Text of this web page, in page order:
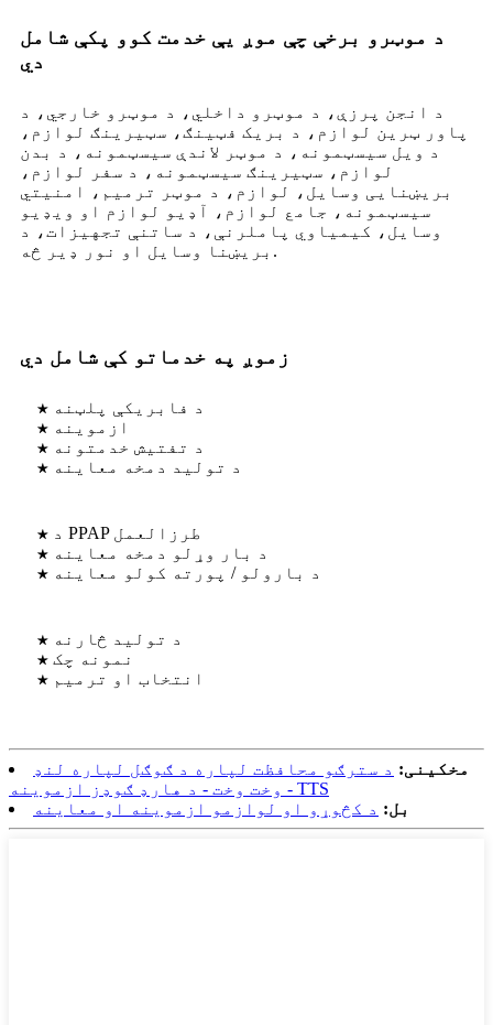
د موټرو برخې چې موږ یې خدمت کوو پکې شامل
دي
د انجن پرزې، د موټرو داخلي، د موټرو خارجي، د
پاور ټرین لوازم، د بریک فټینګ، سټیرینګ لوازم،
د ویل سیسټمونه، د موټر لاندې سیسټمونه، د بدن
لوازم، سټیرینګ سیسټمونه، د سفر لوازم،
بریښنایی وسایل، لوازم، د موټر ترمیم، امنیتي
سیسټمونه، جامع لوازم، آډیو لوازم او ویډیو
وسایل، کیمیاوي پاملرنې، د ساتنې تجهیزات، د
بریښنا وسایل او نور ډیر څه.
زموږ په خدماتو کې شامل دي
★ د فابریکې پلټنه
★ ازموینه
★ د تفتیش خدمتونه
★ د تولید دمخه معاینه
★ د PPAP طرزالعمل
★ د بار وړلو دمخه معاینه
★ د بارولو / پورته کولو معاینه
★ د تولید څارنه
★ نمونه چک
★ انتخاب او ترمیم
مخکینی: د سترګو محافظت لپاره د ګوګل لپاره لنډ
وخت وخت - د هارډ ګوډز ازموینه - TTS
بل: د کڅوړو او لوازمو ازموینه او معاینه